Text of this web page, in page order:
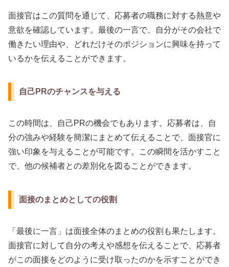
面接官はこの質問を通じて、応募者の職務に対する熱意や
意欲を確認しています。最後の一言で、自分がその会社で
働きたい理由や、どれだけそのポジションに興味を持って
いるかを伝えることができます。
自己PRのチャンスを与える
この時間は、自己PRの機会でもあります。応募者は、自
分の強みや経験を簡潔にまとめて伝えることで、面接官に
強い印象を与えることが可能です。この瞬間を活かすこと
で、他の候補者との差別化を図ることができます。
面接のまとめとしての役割
「最後に一言」は面接全体のまとめの役割も果たします。
面接官に対して自分の考えや感想を伝えることで、応募者
がこの面接をどのように受け取ったのかを示すことができ